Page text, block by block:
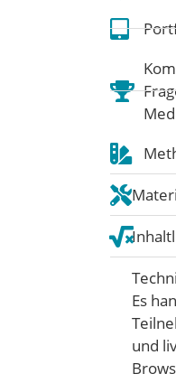
Es
und